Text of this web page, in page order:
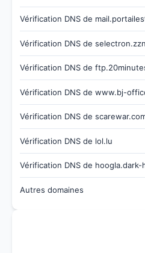
Vérification DNS de
Vérification DNS de
Vérification DNS de
Vérification DNS de www.bj-
Vérification DNS de
Vérification DNS de lol.lu
Vérification DNS de
Autres domaines